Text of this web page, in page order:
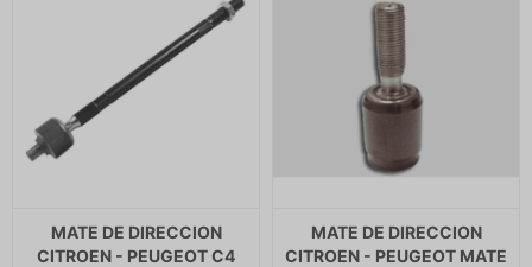
MATE DE DIRECCION
CITROEN - PEUGEOT C4
MATE DE DIRECCION
CITROEN - PEUGEOT MATE